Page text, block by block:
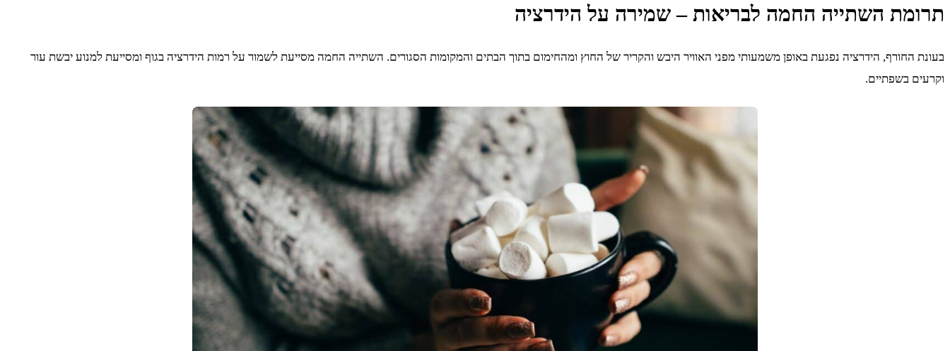
תרומת השתייה החמה לבריאות – שמירה על הידרציה
בעונת החורף, הידרציה נפגעת באופן משמעותי מפני האוויר היבש והקריר של החוץ ומהחימום בתוך הבתים והמקומות הסגורים. השתייה החמה מסייעת לשמור על רמות הידרציה בגוף ומסייעת למנוע יבשת עור
וקרעים בשפתיים.